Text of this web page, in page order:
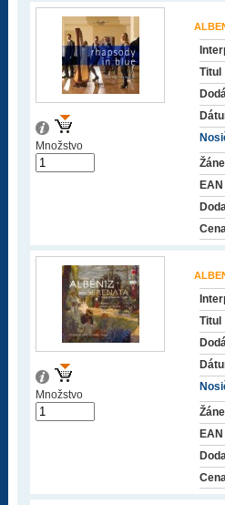
Titul
EAN
Množstvo
Titul
EAN
Množstvo